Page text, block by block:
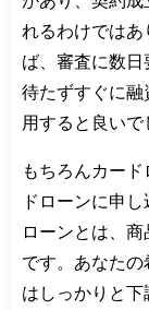
れるわけではあ
ば、審査に数
待たずすぐに融
用すると良いで
もちろんカー
ドローンに申
ローンとは、
です。あなた
はしっかりと下